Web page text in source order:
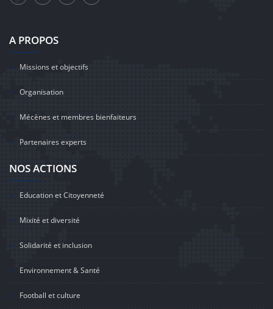
A PROPOS
Missions et objectifs
Organisation
Mécènes et membres bienfaiteurs
Partenaires experts
NOS ACTIONS
Education et Citoyenneté
Mixité et diversité
Solidarité et inclusion
Environnement & Santé
Football et culture